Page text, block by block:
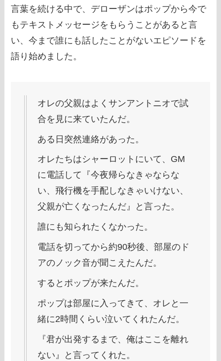
言葉を続ける中で、デローザンはポップから今で
もテキストメッセージをもらうことがあると言
い、今まで誰にも話したことがないエピソードを
語り始めました。
オレの父親はよくサンアントニオで試
合を見に来ていたんだ。
ある日突然連絡があった。
オレたちはシャーロットにいて、GM
に電話して『今夜帰らなきゃならな
い、飛行機を手配しなきゃいけない、
父親が亡くなったんだ』と言った。
誰にも知られたくなかった。
電話を切ってから約90秒後、部屋のド
アのノック音が聞こえたんだ。
するとポップが来たんだ。
ポップは部屋に入ってきて、オレと一
緒に2時間くらい泣いてくれたんだ。
『君が出発するまで、俺はここを離れ
ない』と言ってくれた。